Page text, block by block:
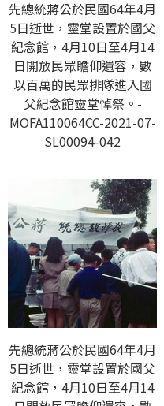
先總統蔣公於民國64年4月
5日逝世，靈堂設置於國父
紀念館，4月10日至4月14
日開放民眾瞻仰遺容，數
以百萬的民眾排隊進入國
父紀念館靈堂悼祭。-
MOFA110064CC-2021-07-
SL00094-042
先總統蔣公於民國64年4月
5日逝世，靈堂設置於國父
紀念館，4月10日至4月14